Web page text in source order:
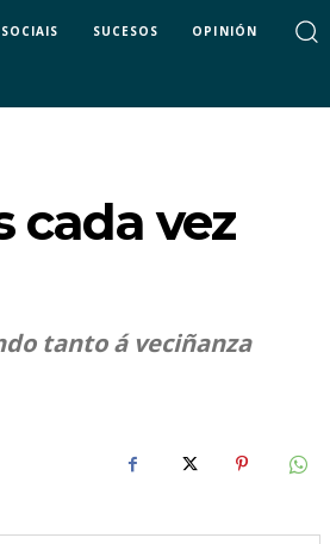
SUCESOS OPINIÓN
cada vez
tanto á veciñanza